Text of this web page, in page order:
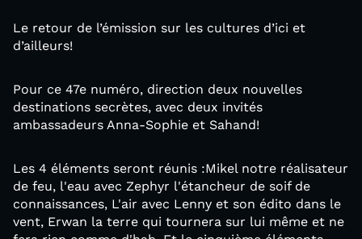
Le retour de l’émission sur les cultures d’ici et
d’ailleurs!
Pour ce 47e numéro, direction deux nouvelles
destinations secrètes, avec deux invités
ambassadeurs Anna-Sophie et Sahand!
Les 4 éléments seront réunis :Mikel notre réalisateur
de feu, l'eau avec Zephyr l'étancheur de soif de
connaissances, L'air avec Lenny et son édito dans le
vent, Erwan la terre qui tournera sur lui même et ne